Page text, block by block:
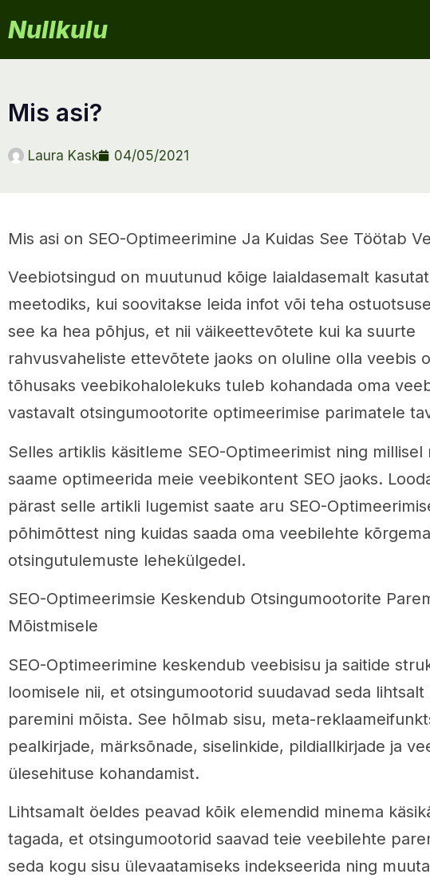
Nullkulu
mis asi?
Laura Kask 04/05/2021
Mis asi on SEO-Optimeerimine Ja Kuidas See Töötab
Veebiotsingud on muutunud kõige laialdasemalt
meetodiks, kui soovitakse leida infot või teha
see ka hea põhjus, et nii väikeettevõtete kui ka suurte
rahvusvaheliste ettevõtete jaoks on oluline olla veebis
tõhusaks veebikohalolekuks tuleb kohandada oma
vastavalt otsingumootorite optimeerimise parimatele
Selles artiklis käsitleme SEO-Optimeerimist ning millisel
saame optimeerida meie veebikontent SEO jaoks.
pärast selle artikli lugemist saate aru SEO-
põhimõttest ning kuidas saada oma veebilehte
otsingutulemuste lehekülgedel.
SEO-Optimeerimsie Keskendub Otsingumootorite
Mõistmisele
SEO-Optimeerimine keskendub veebisisu ja saitide
loomisele nii, et otsingumootorid suudavad seda lihtsalt
paremini mõista. See hõlmab sisu, meta-
pealkirjade, märksõnade, siselinkide, pildiallkirjade ja
ülesehituse kohandamist.
Lihtsamalt öeldes peavad kõik elemendid minema
tagada, et otsingumootorid saavad teie veebilehte
seda kogu sisu ülevaatamiseks indekseerida ning muuta